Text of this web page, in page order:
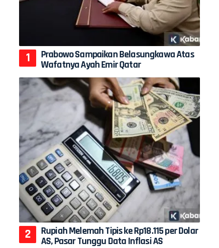
Prabowo Sampaikan Belasungkawa Atas
Wafatnya Ayah Emir Qatar
Rupiah Melemah Tipis ke Rp18.115 per Dolar
AS, Pasar Tunggu Data Inflasi AS